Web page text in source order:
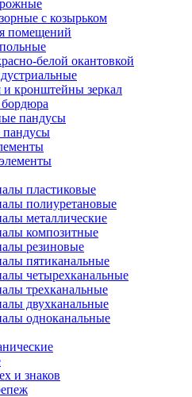
с козырьком
помещений
белой окантовкой
и кронштейны зеркал
пандусы
пандусы
пластиковые
полиуретановые
металлические
композитные
резиновые
пятиканальные
четырехканальные
трехканальные
двухканальные
одноканальные
и знаков